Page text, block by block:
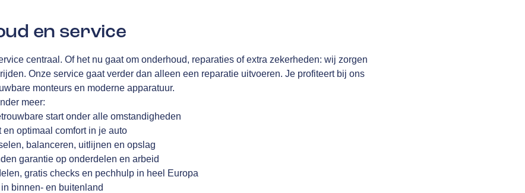
en service
centraal. Of het nu gaat om onderhoud, reparaties of extra zekerheden: wij zorgen
Onze service gaat verder dan alleen een reparatie uitvoeren. Je profiteert bij ons
monteurs en moderne apparatuur.
meer:
start onder alle omstandigheden
optimaal comfort in je auto
balanceren, uitlijnen en opslag
garantie op onderdelen en arbeid
gratis checks en pechhulp in heel Europa
binnen- en buitenland